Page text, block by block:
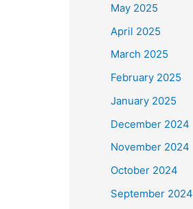
May 2025
April 2025
March 2025
February 2025
January 2025
December 2024
November 2024
October 2024
September 2024